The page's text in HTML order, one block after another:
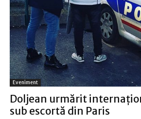
Eveniment
Doljean urmărit
sub escortă din Paris